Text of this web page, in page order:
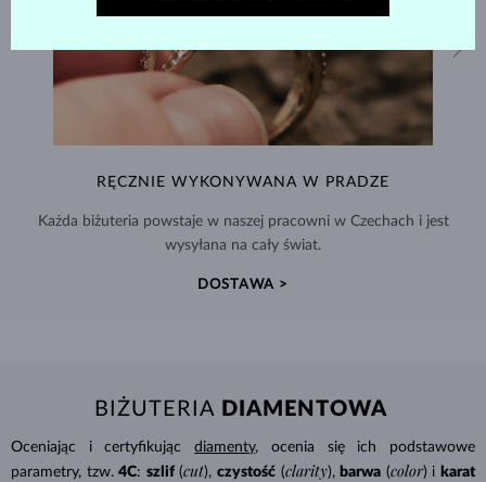
RĘCZNIE WYKONYWANA W PRADZE
Każda biżuteria powstaje w naszej pracowni w Czechach i jest
wysyłana na cały świat.
DOSTAWA >
BIŻUTERIA DIAMENTOWA
Oceniając i certyfikującdiamenty, ocenia się ich podstawowe
parametry, tzw. 4C: szlif (cut), czystość (clarity), barwa (color) i karat